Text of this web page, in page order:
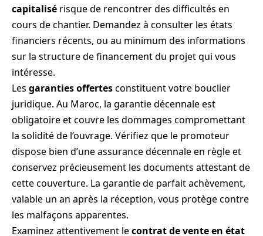
capitalisé risque de rencontrer des difficultés en
cours de chantier. Demandez à consulter les états
financiers récents, ou au minimum des informations
sur la structure de financement du projet qui vous
intéresse.
Les garanties offertesconstituent votre bouclier
juridique. Au Maroc, la garantie décennale est
obligatoire et couvre les dommages compromettant
la solidité de l’ouvrage. Vérifiez que le promoteur
dispose bien d’une assurance décennale en règle et
conservez précieusement les documents attestant de
cette couverture. La garantie de parfait achèvement,
valable un an après la réception, vous protège contre
les malfaçons apparentes.
Examinez attentivement lecontrat de vente en état